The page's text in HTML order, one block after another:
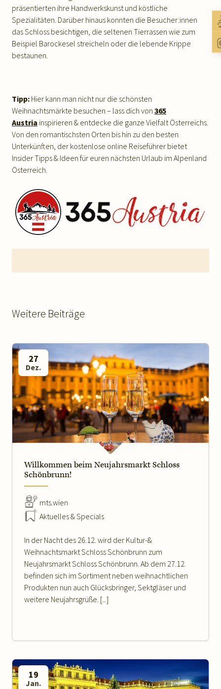
präsentierten ihre Handwerkskunst und köstliche
Spezialitäten. Darüber hinaus konnten die Besucher:innen
das Schloss besichtigen, die seltenen Tierrassen wie zum
Beispiel Barockesel streicheln oder die lebende Krippe
bestaunen.
Tipp: Hier kann man nicht nur die schönsten
Weihnachtsmärkte besuchen – lass dich von 365
Austria inspirieren & entdecke die ganze Vielfalt Österreichs.
Von den romantischsten Orten bis hin zu den besten
Unterkünften, der kostenlose online Reiseführer bietet
Insider Tipps & Ideen für euren nächsten Urlaub im Alpenland
Österreich.
Weitere Beiträge
27
Dez.
Willkommen beim Neujahrsmarkt Schloss
Schönbrunn!
mts.wien
Aktuelles & Specials
In der Nacht des 26.12. wird der Kultur-&
Weihnachtsmarkt Schloss Schönbrunn zum
Neujahrsmarkt Schloss Schönbrunn. Ab dem 27.12.
befinden sich im Sortiment neben weihnachtlichen
Produkten nun auch Glücksbringer, Sektgläser und
weitere Neujahrsgrüße. [...]
19
Jan.